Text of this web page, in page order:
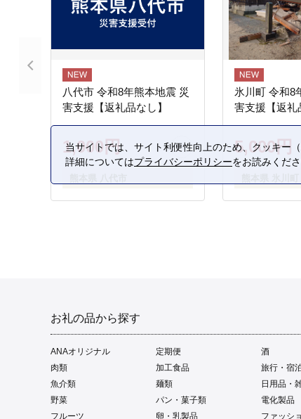
八代市 令和8年熊本地震 災
害支援【返礼品なし】
1,000円
氷川町 令和8
害支援【返礼
5,000円
お礼の品から探す
ANAオリジナル 定期便
酒
肉類
加工食品
旅行・宿
魚介類
麺類
日用品・
野菜
パン・菓子類
電化製品
フルーツ
卵・乳製品 ファッシ
当サイトでは、サイト利便性向上のため、クッキー
詳細についてはプライバシーポリシーをお読みくださ